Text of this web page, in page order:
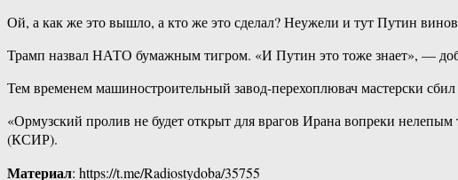
Ой, а как же это вышло, а кто же это сделал? Неужели и тут Путин
Трамп назвал НАТО бумажным тигром. «И Путин это тоже знает», —
Тем временем машиностроительный завод-перехоплювач мастерски
«Ормузский пролив не будет открыт для врагов Ирана вопреки
(КСИР).
Материал: https://t.me/Radiostydoba/35755